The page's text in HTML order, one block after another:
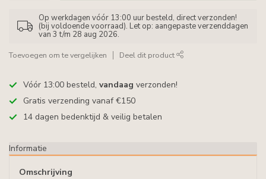
Op werkdagen vóór 13:00 uur besteld, direct verzonden!
(bij voldoende voorraad). Let op: aangepaste verzenddagen
van 3 t/m 28 aug 2026.
Toevoegen om te vergelijken Deel dit product
Vóór 13:00 besteld, vandaag verzonden!
Gratis verzending vanaf €150
14 dagen bedenktijd & veilig betalen
Informatie
Omschrijving